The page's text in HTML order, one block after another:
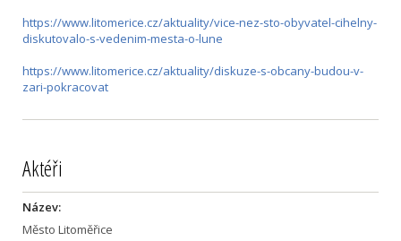
https://www.litomerice.cz/aktuality/vice-nez-sto-obyvatel-cihelny-
diskutovalo-s-vedenim-mesta-o-lune
https://www.litomerice.cz/aktuality/diskuze-s-obcany-budou-v-
zari-pokracovat
Aktéři
Název:
Město Litoměřice